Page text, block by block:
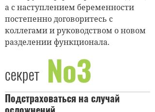
а с наступлением беременности
постепенно договоритесь с
коллегами и руководством о новом
разделении функционала.
секрет №3
Подстраховаться на случай